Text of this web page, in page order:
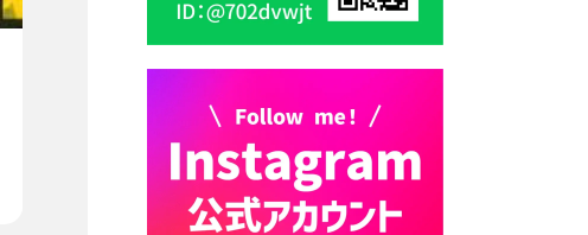
2026年7月28日 令和8年度
京築地区水道企業団職員採用
試験（募集）
2026年7月27日 マイナンバー
カード交付に伴う休日および